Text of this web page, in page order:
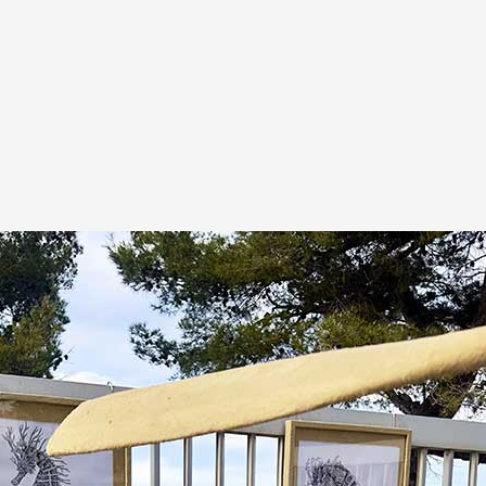
Année par
Collection
Candidater
Contact